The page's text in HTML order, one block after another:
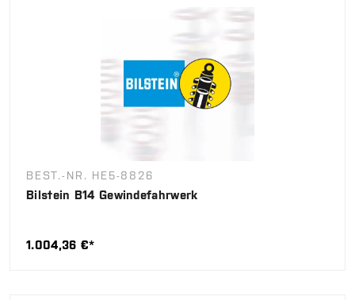
BEST.-NR. HE5-8826
Bilstein B14 Gewindefahrwerk
1.004,36 €*